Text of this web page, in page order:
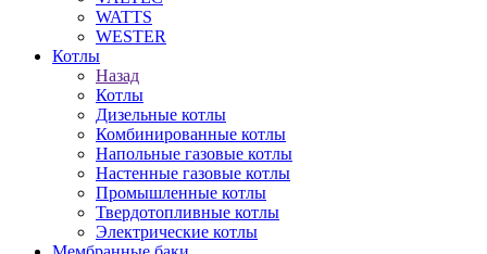
WATTS
WESTER
Котлы
Назад
Котлы
Дизельные котлы
Комбинированные котлы
Напольные газовые котлы
Настенные газовые котлы
Промышленные котлы
Твердотопливные котлы
Электрические котлы